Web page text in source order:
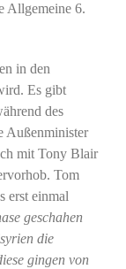
Allgemeine 6.
in den
Es gibt
des
Außenminister
mit Tony Blair
Tom
erst einmal
geschahen
die
gingen von